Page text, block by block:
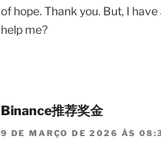
of hope. Thank you. But, I
help me?
Binance推荐奖金
9 DE MARÇO DE 2026 ÀS